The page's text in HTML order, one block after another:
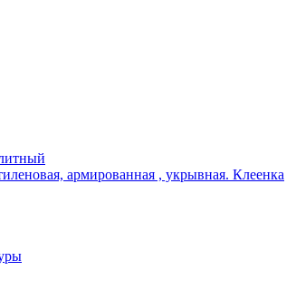
армированная , укрывная. Клеенка